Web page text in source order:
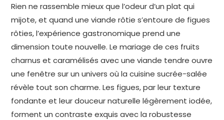
Rien ne rassemble mieux que l’odeur d’un plat qui
mijote, et quand une viande rôtie s’entoure de figues
rôties, l’expérience gastronomique prend une
dimension toute nouvelle. Le mariage de ces fruits
charnus et caramélisés avec une viande tendre ouvre
une fenêtre sur un univers où la cuisine sucrée-salée
révèle tout son charme. Les figues, par leur texture
fondante et leur douceur naturelle légèrement iodée,
forment un contraste exquis avec la robustesse